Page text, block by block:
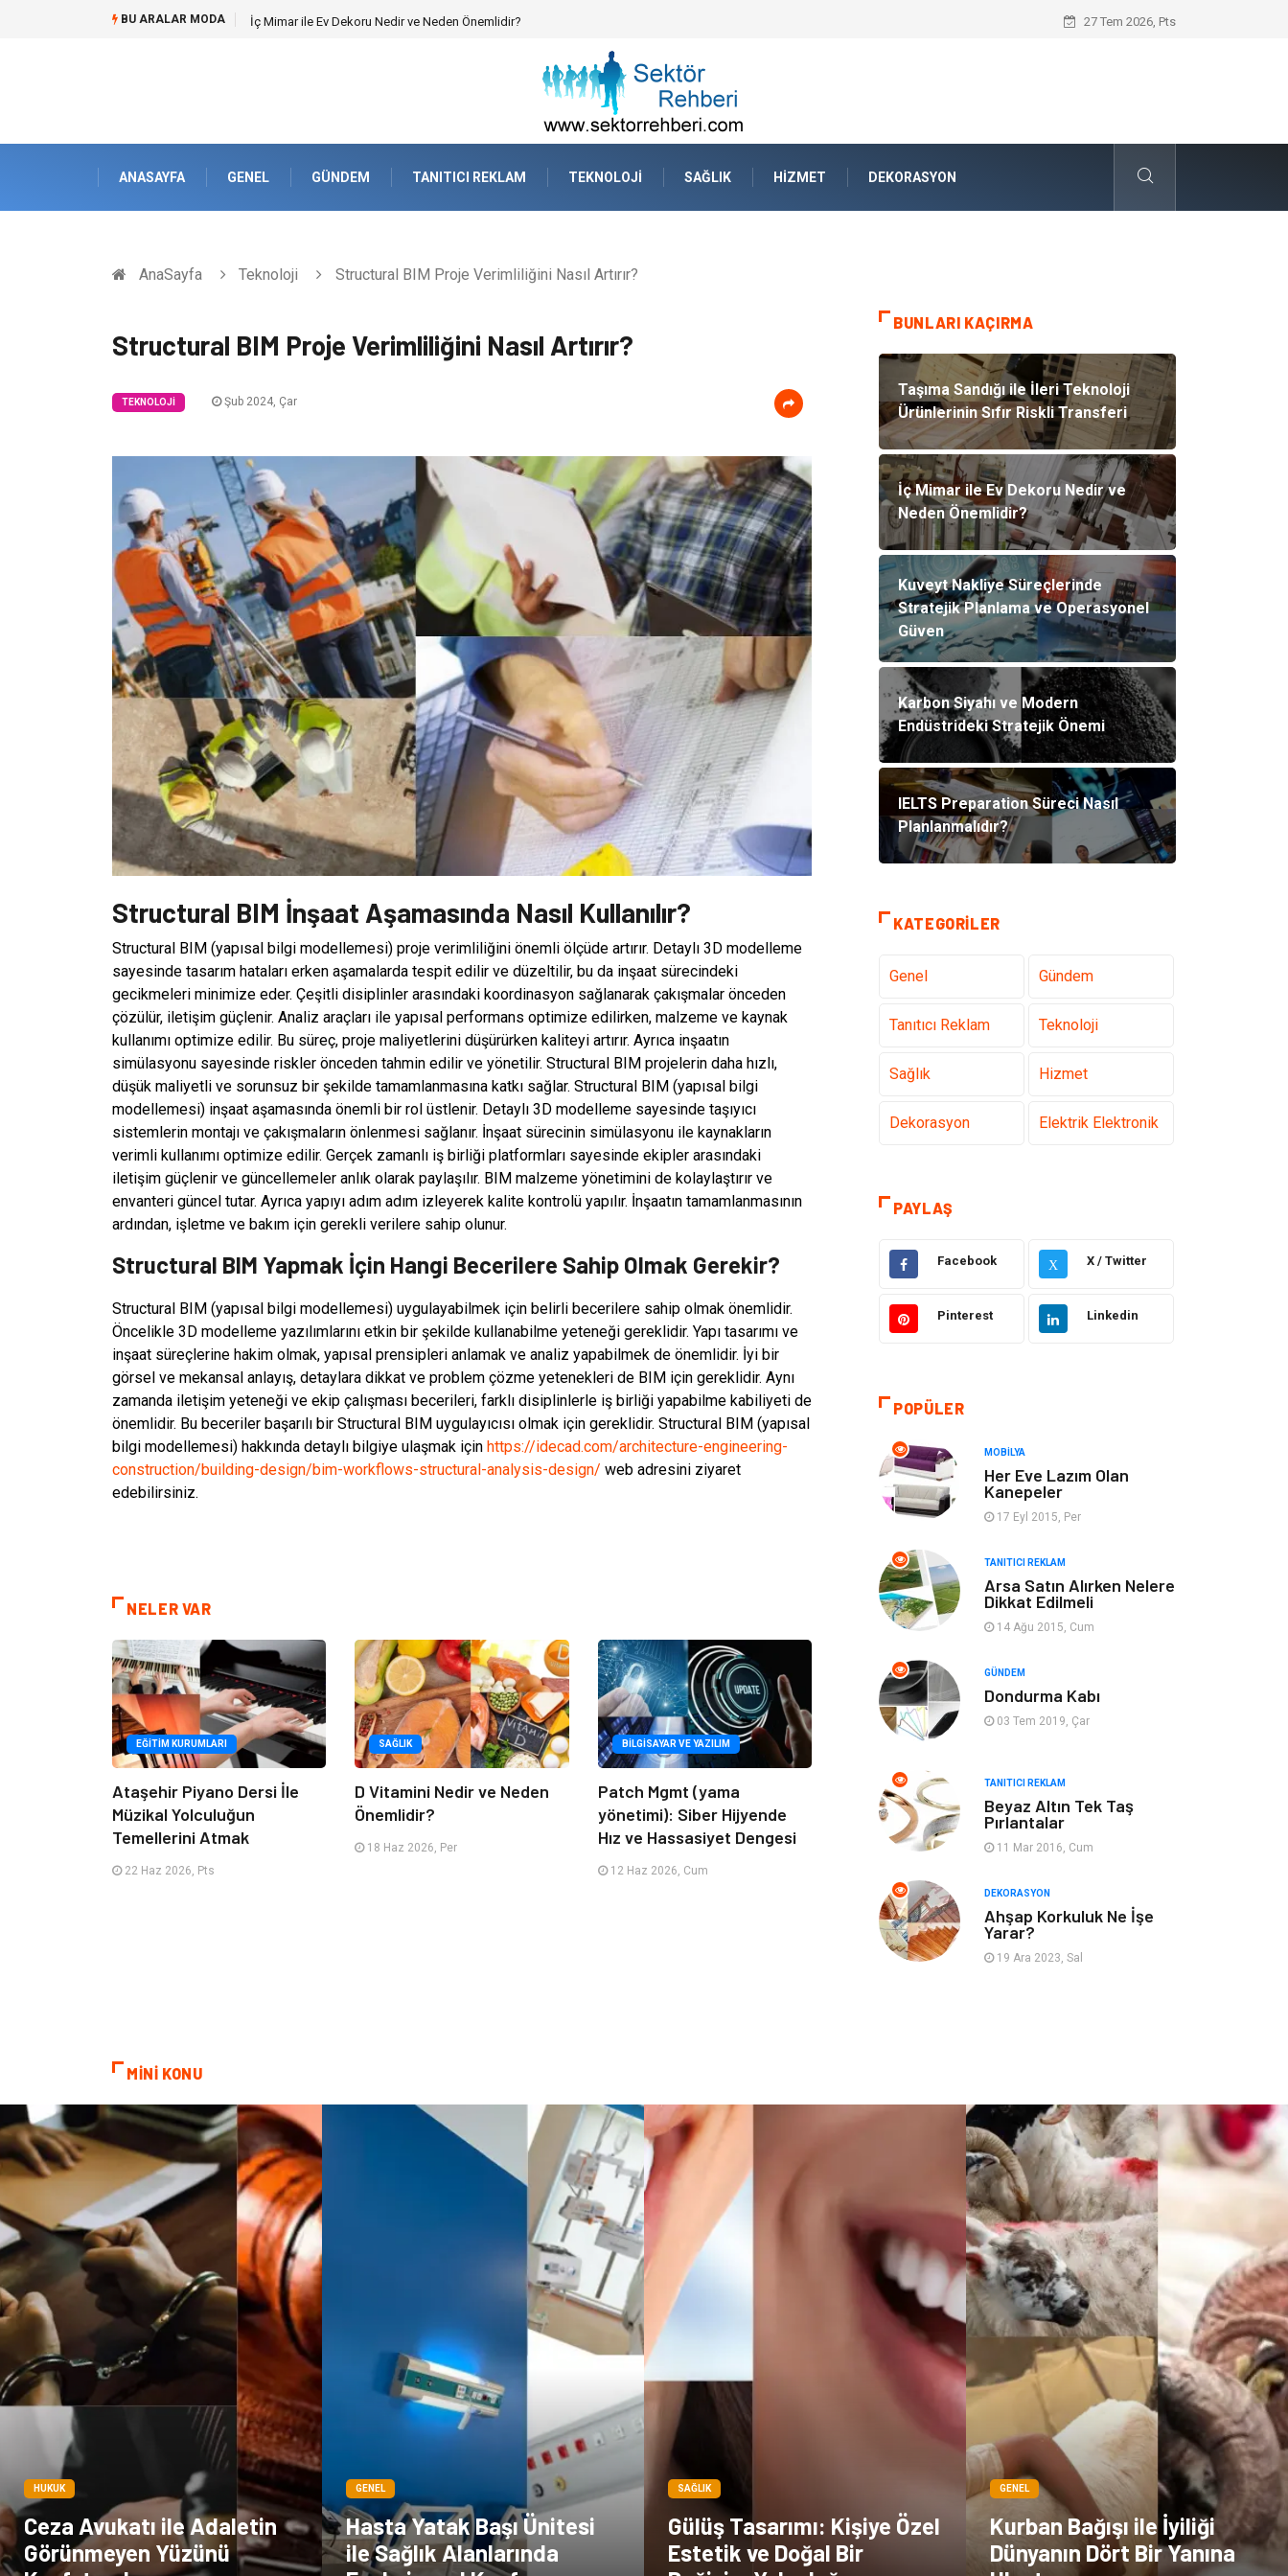
BU ARALAR MODA Kuveyt Nakliye Süreçlerinde Stratejik Planlama ve Operasyonel Güven Karbon Siyahı ve Modern Endüstrideki
27 Tem 2026, Pts
ANASAYFA GENEL GÜNDEM TANITICI REKLAM TEKNOLOJI SAĞLIK HIZMET DEKORASYON
AnaSayfa Teknoloji Structural BIM Proje Verimliliğini Nasıl Artırır?
Structural BIM Proje Verimliliğini Nasıl Artırır?
TEKNOLOJI Şub 2024, Çar
Structural BIM İnşaat Aşamasında Nasıl Kullanılır?
Structural BIM (yapısal bilgi modellemesi) proje verimliliğini önemli ölçüde artırır. Detaylı 3D modelleme
sayesinde tasarım hataları erken aşamalarda tespit edilir ve düzeltilir, bu da inşaat sürecindeki
gecikmeleri minimize eder. Çeşitli disiplinler arasındaki koordinasyon sağlanarak çakışmalar önceden
çözülür, iletişim güçlenir. Analiz araçları ile yapısal performans optimize edilirken, malzeme ve kaynak
kullanımı optimize edilir. Bu süreç, proje maliyetlerini düşürürken kaliteyi artırır. Ayrıca inşaatın
simülasyonu sayesinde riskler önceden tahmin edilir ve yönetilir. Structural BIM projelerin daha hızlı,
düşük maliyetli ve sorunsuz bir şekilde tamamlanmasına katkı sağlar. Structural BIM (yapısal bilgi
modellemesi) inşaat aşamasında önemli bir rol üstlenir. Detaylı 3D modelleme sayesinde taşıyıcı
sistemlerin montajı ve çakışmaların önlenmesi sağlanır. İnşaat sürecinin simülasyonu ile kaynakların
verimli kullanımı optimize edilir. Gerçek zamanlı iş birliği platformları sayesinde ekipler arasındaki
iletişim güçlenir ve güncellemeler anlık olarak paylaşılır. BIM malzeme yönetimini de kolaylaştırır ve
envanteri güncel tutar. Ayrıca yapıyı adım adım izleyerek kalite kontrolü yapılır. İnşaatın tamamlanmasının
ardından, işletme ve bakım için gerekli verilere sahip olunur.
Structural BIM Yapmak İçin Hangi Becerilere Sahip Olmak Gerekir?
Structural BIM (yapısal bilgi modellemesi) uygulayabilmek için belirli becerilere sahip olmak önemlidir.
Öncelikle 3D modelleme yazılımlarını etkin bir şekilde kullanabilme yeteneği gereklidir. Yapı tasarımı ve
inşaat süreçlerine hakim olmak, yapısal prensipleri anlamak ve analiz yapabilmek de önemlidir. İyi bir
görsel ve mekansal anlayış, detaylara dikkat ve problem çözme yetenekleri de BIM için gereklidir. Aynı
zamanda iletişim yeteneği ve ekip çalışması becerileri, farklı disiplinlerle iş birliği yapabilme kabiliyeti de
önemlidir. Bu beceriler başarılı bir Structural BIM uygulayıcısı olmak için gereklidir. Structural BIM (yapısal
bilgi modellemesi) hakkında detaylı bilgiye ulaşmak için https://idecad.com/architecture-engineering-
construction/building-design/bim-workflows-structural-analysis-design/ web adresini ziyaret
edebilirsiniz.
NELER VAR
EĞITIM KURUMLARI
Ataşehir Piyano Dersi İle
Müzikal Yolculuğun
Temellerini Atmak
22 Haz 2026, Pts
SAĞLIK
D Vitamini Nedir ve Neden
Önemlidir?
18 Haz 2026, Per
BILGISAYAR VE YAZILIM
Patch Mgmt (yama
yönetimi): Siber Hijyende
Hız ve Hassasiyet Dengesi
12 Haz 2026, Cum
BUNLARI KAÇIRMA
Taşıma Sandığı ile İleri Teknoloji
Ürünlerinin Sıfır Riskli Transferi
İç Mimar ile Ev Dekoru Nedir ve
Neden Önemlidir?
Kuveyt Nakliye Süreçlerinde
Stratejik Planlama ve Operasyonel
Güven
Karbon Siyahı ve Modern
Endüstrideki Stratejik Önemi
IELTS Preparation Süreci Nasıl
Planlanmalıdır?
KATEGORILER
Genel Gündem
Tanıtıcı Reklam Teknoloji
Sağlık Hizmet
Dekorasyon Elektrik Elektronik
Taşımacılık
Giyim
Makine
Organizasyon Turizm
Otomotiv Bahçe Ev
Tekstil Tatil
Hediyelik Eşya
Mobilya Eğlence
Maden ve Metal İnternet
Plastik
Endüstriyel
Bebek Giyim Ambalaj
Dernekler ve
Birlikler
PAYLAŞ
Facebook X X / Twitter
Pinterest Linkedin
POPÜLER
MOBILYA
Her Eve Lazım Olan
Kanepeler
17 Eyl 2015, Per
TANITICI REKLAM
Arsa Satın Alırken Nelere
Dikkat Edilmeli
14 Ağu 2015, Cum
GÜNDEM
Dondurma Kabı
03 Tem 2019, Çar
TANITICI REKLAM
Beyaz Altın Tek Taş
Pırlantalar
11 Mar 2016, Cum
DEKORASYON
Ahşap Korkuluk Ne İşe
Yarar?
19 Ara 2023, Sal
MİNİ KONU
HUKUK
Ceza Avukatı ile Adaletin
Görünmeyen Yüzünü
GENEL
Hasta Yatak Başı Ünitesi
ile Sağlık Alanlarında
SAĞLIK
Gülüş Tasarımı: Kişiye Özel
Estetik ve Doğal Bir
GENEL
Kurban Bağışı ile İyiliği
Dünyanın Dört Bir Yanına